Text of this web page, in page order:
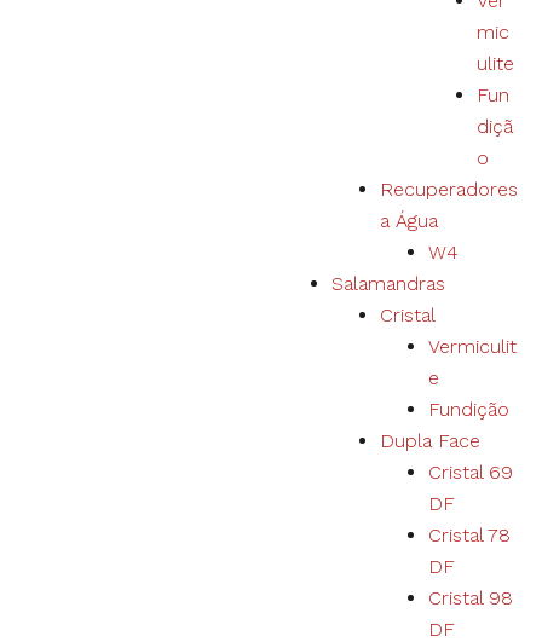
mic
ulite
Fun
diçã
o
Recuperadores
a Água
W4
Salamandras
Cristal
Vermiculit
e
Fundição
Dupla Face
Cristal 69
DF
Cristal 78
DF
Cristal 98
DF